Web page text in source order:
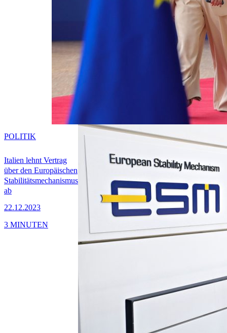
Italien lehnt Vertrag
über den Europäischen
Stabilitätsmechanismus
ab
22.12.2023
POLITIK
3 MINUTEN